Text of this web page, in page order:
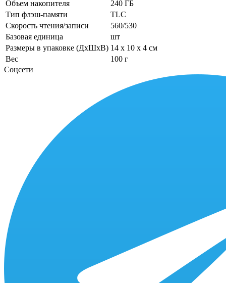
Объем накопителя
240 ГБ
Тип флэш-памяти
TLC
Скорость чтения/записи
560/530
Базовая единица
шт
Размеры в упаковке (ДхШхВ) 14 x 10 x 4 см
Вес
100 г
Соцсети